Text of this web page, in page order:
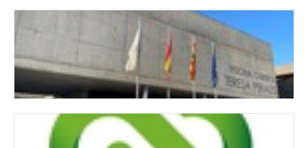
Actividades dirigidas mes de febrero
Actividades dirigidas mes de febrero
Actividades dirigidas mes de enero